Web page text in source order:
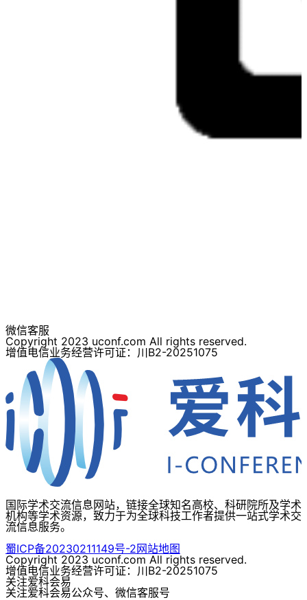
微信客服
Copyright 2023 uconf.com All rights reserved.
增值电信业务经营许可证：川B2-20251075
国际学术交流信息网站，链接全球知名高校、科研院所及学术
机构等学术资源，致力于为全球科技工作者提供一站式学术交
流信息服务。
蜀ICP备20230211149号-2网站地图
Copyright 2023 uconf.com All rights reserved.
增值电信业务经营许可证：川B2-20251075
关注爱科会易
关注爱科会易公众号、微信客服号